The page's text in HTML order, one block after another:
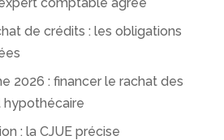
de crédits : les obligations
2026 : financer le rachat des
hypothécaire
: la CJUE précise